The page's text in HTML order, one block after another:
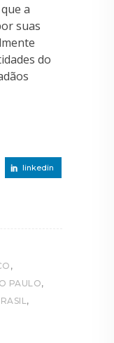
a
suas
do
linkedin
,
PAULO,
,